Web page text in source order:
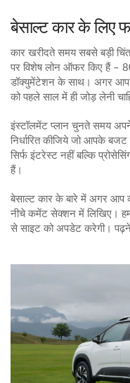
बेसाल्ट कार के लिए
कार खरीदते समय सबसे बड़ी
पर विशेष लोन ऑफर किए हैं –
डॉक्युमेंटेशन के साथ। अगर आप
को पहले साल में ही जोड़ लेनी
इंस्टॉलमेंट प्लान चुनते समय
निर्धारित कीजिये जो आपके
सिर्फ इंटरेस्ट नहीं बल्कि
हैं।
बेसाल्ट कार के बारे में अगर आप
नीचे कमेंट सेक्शन में लिखिए।
से साइट को अपडेट करेगी।